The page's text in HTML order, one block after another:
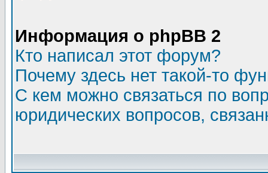
Информация о phpBB 2
Кто написал этот форум?
Почему здесь нет такой-то
С кем можно связаться по
юридических вопросов,